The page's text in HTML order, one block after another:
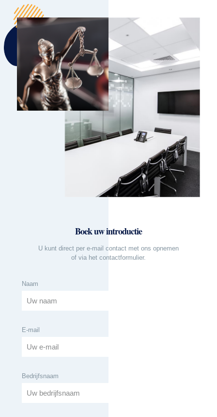
Boek uw introductie
U kunt direct per e-mail contact met ons opnemen
of via het contactformulier.
Naam
E-mail
Bedrijfsnaam